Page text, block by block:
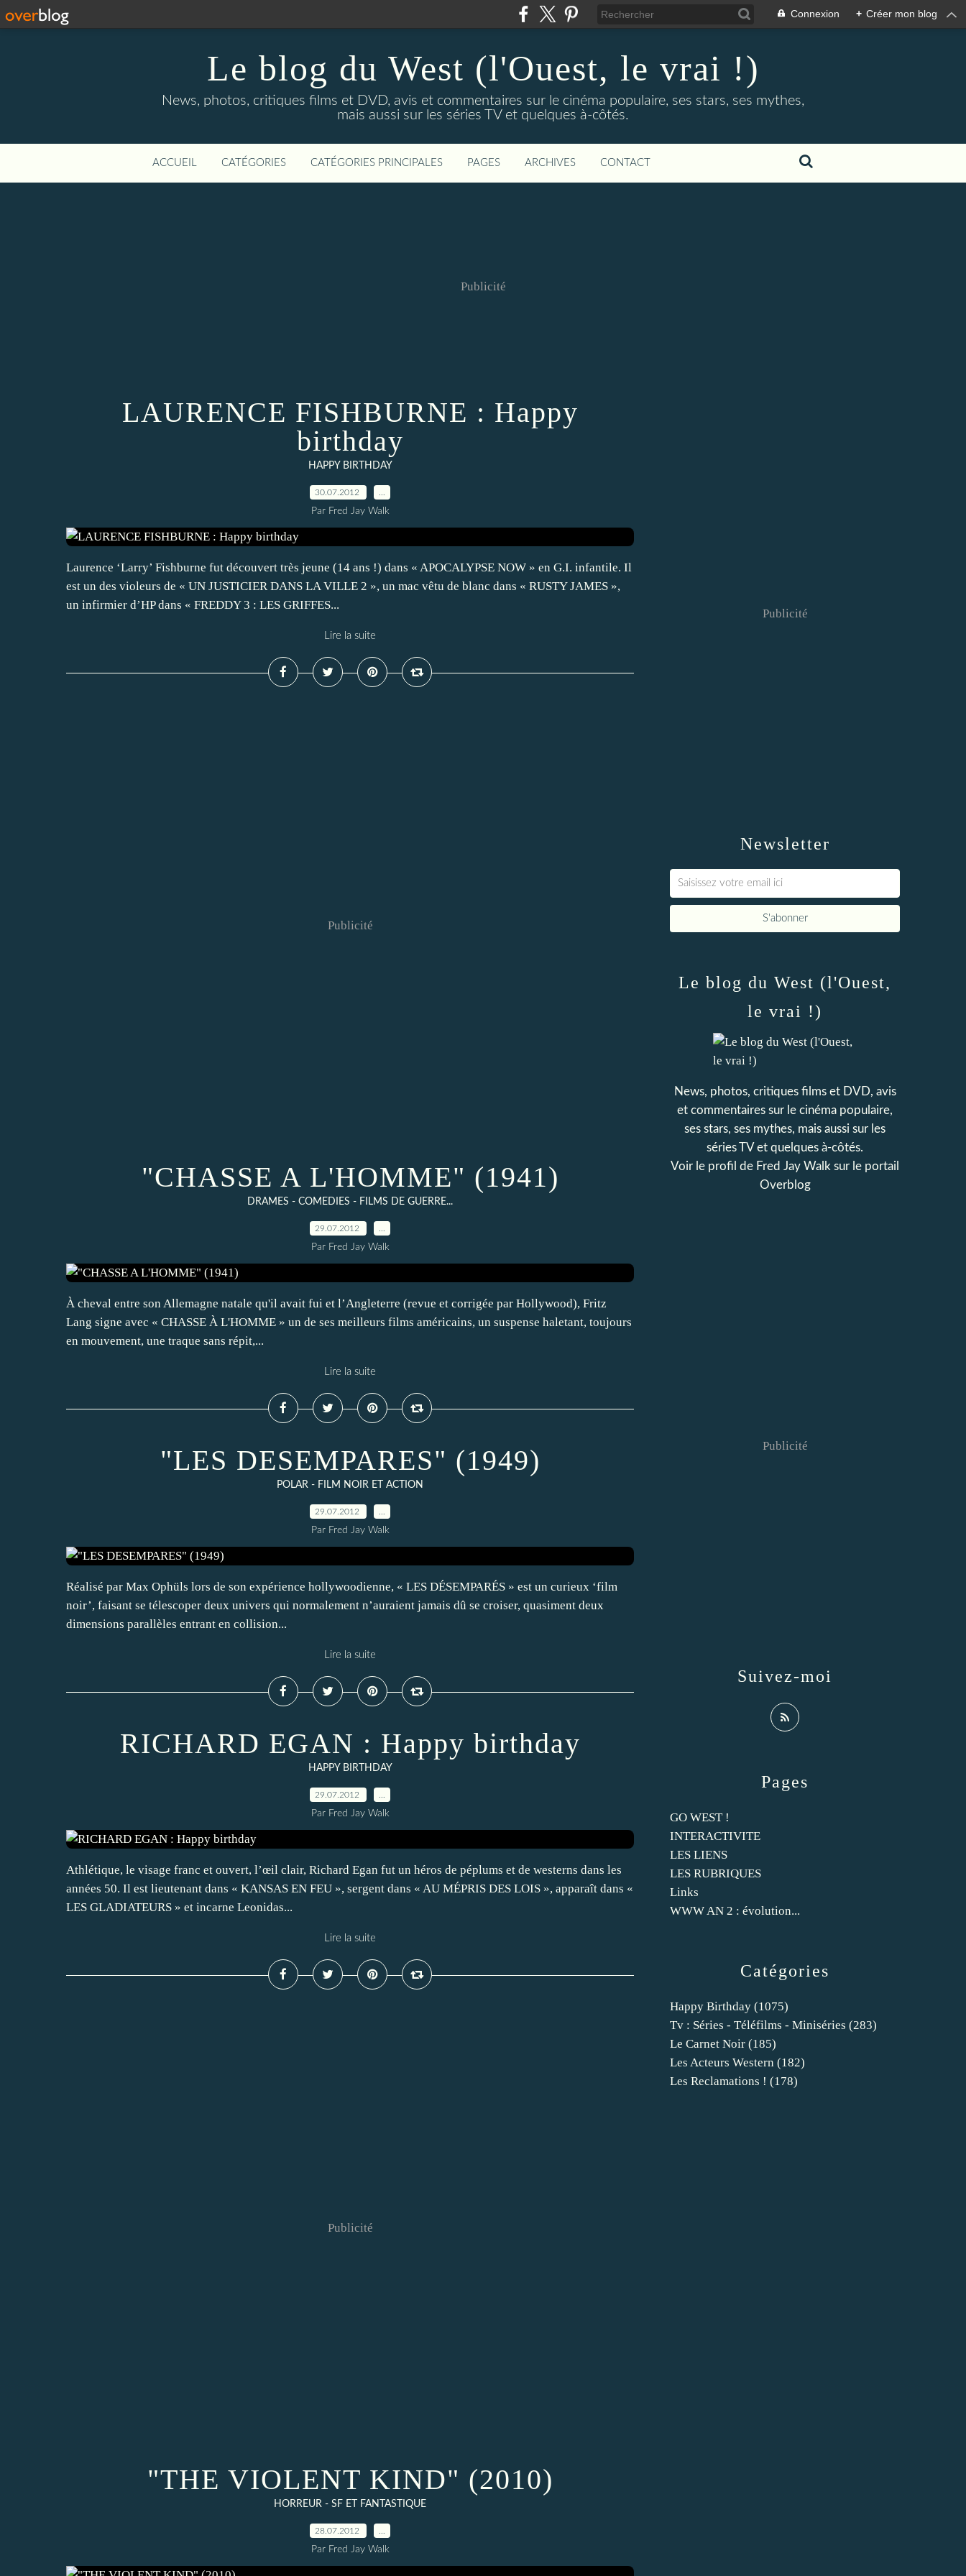
Connexion + Créer mon blog
Le blog du West (l'Ouest, le vrai !)
News, photos, critiques films et DVD, avis et commentaires sur le cinéma populaire, ses stars, ses mythes,
mais aussi sur les séries TV et quelques à-côtés.
ACCUEIL CATÉGORIES CATÉGORIES PRINCIPALES PAGES ARCHIVES CONTACT
Publicité
LAURENCE FISHBURNE : Happy
birthday
HAPPY BIRTHDAY
30.07.2012
Par Fred Jay Walk
Laurence ‘Larry’ Fishburne fut découvert très jeune (14 ans !) dans « APOCALYPSE NOW » en G.I. infantile. Il
est un des violeurs de « UN JUSTICIER DANS LA VILLE 2 », un mac vêtu de blanc dans « RUSTY JAMES »,
un infirmier d’HP dans « FREDDY 3 : LES GRIFFES...
Lire la suite
Publicité
"CHASSE A L'HOMME" (1941)
DRAMES - COMEDIES - FILMS DE GUERRE...
29.07.2012
Par Fred Jay Walk
À cheval entre son Allemagne natale qu'il avait fui et l’Angleterre (revue et corrigée par Hollywood), Fritz
Lang signe avec « CHASSE À L'HOMME » un de ses meilleurs films américains, un suspense haletant, toujours
en mouvement, une traque sans répit,...
Lire la suite
"LES DESEMPARES" (1949)
POLAR - FILM NOIR ET ACTION
29.07.2012
Par Fred Jay Walk
Réalisé par Max Ophüls lors de son expérience hollywoodienne, « LES DÉSEMPARÉS » est un curieux ‘film
noir’, faisant se télescoper deux univers qui normalement n’auraient jamais dû se croiser, quasiment deux
dimensions parallèles entrant en collision...
Lire la suite
RICHARD EGAN : Happy birthday
HAPPY BIRTHDAY
29.07.2012
Par Fred Jay Walk
Athlétique, le visage franc et ouvert, l’œil clair, Richard Egan fut un héros de péplums et de westerns dans les
années 50. Il est lieutenant dans « KANSAS EN FEU », sergent dans « AU MÉPRIS DES LOIS », apparaît dans «
LES GLADIATEURS » et incarne Leonidas...
Lire la suite
Publicité
"THE VIOLENT KIND" (2010)
HORREUR - SF ET FANTASTIQUE
28.07.2012
Par Fred Jay Walk
Newsletter
Publicité
Catégories
Happy Birthday (1075)
Tv : Séries - Téléfilms - Miniséries (283)
Le Carnet Noir (185)
Les Acteurs Western (182)
Les Reclamations ! (178)
Pages
GO WEST !
INTERACTIVITE
LES LIENS
LES RUBRIQUES
Links
WWW AN 2 : évolution...
Le blog du West (l'Ouest,
le vrai !)
News, photos, critiques films et DVD, avis
et commentaires sur le cinéma populaire,
ses stars, ses mythes, mais aussi sur les
séries TV et quelques à-côtés.
Voir le profil de Fred Jay Walk sur le portail
Overblog
Suivez-moi
Publicité